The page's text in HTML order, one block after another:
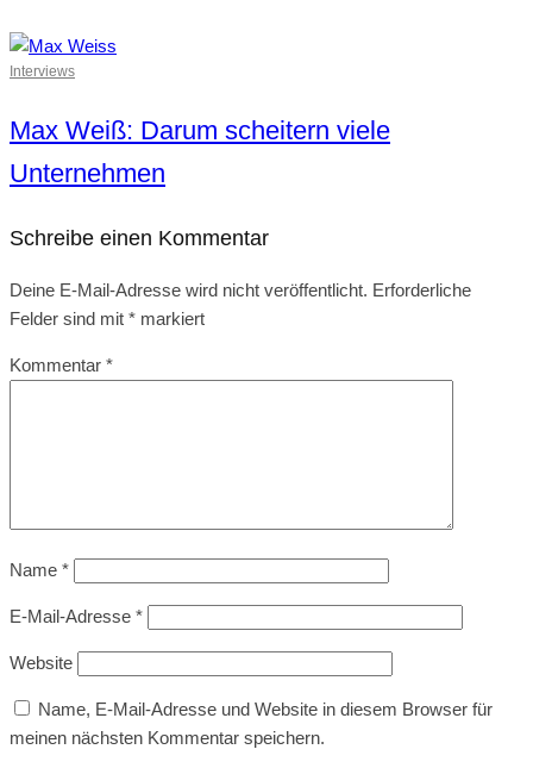
Interviews
Max Weiß: Darum scheitern viele
Unternehmen
Schreibe einen Kommentar
Deine E-Mail-Adresse wird nicht veröffentlicht. Erforderliche
Felder sind mit * markiert
Kommentar *
Name *
E-Mail-Adresse *
Website
Name, E-Mail-Adresse und Website in diesem Browser für
meinen nächsten Kommentar speichern.